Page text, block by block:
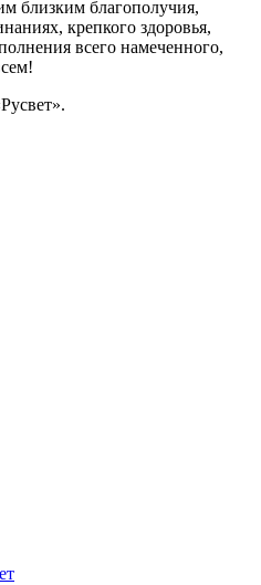
близким благополучия,
крепкого здоровья,
всего намеченного,